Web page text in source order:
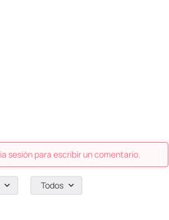
sesión para escribir un comentario.
Todos